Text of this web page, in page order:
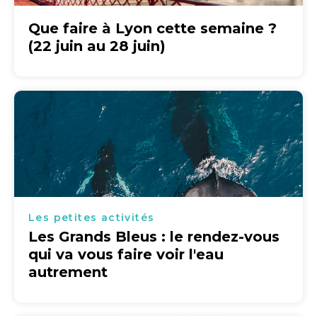
Que faire à Lyon cette semaine ?
(22 juin au 28 juin)
Les petites activités
Les Grands Bleus : le rendez-vous
qui va vous faire voir l'eau
autrement